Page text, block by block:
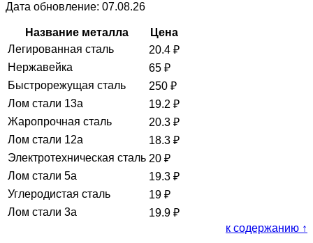
Дата обновление: 07.08.26
Название металла
Цена
Легированная сталь
20.4 ₽
Нержавейка
65 ₽
Быстрорежущая сталь
250 ₽
Лом стали 13а
19.2 ₽
Жаропрочная сталь
20.3 ₽
Лом стали 12а
18.3 ₽
Электротехническая сталь 20 ₽
Лом стали 5а
19.3 ₽
Углеродистая сталь
19 ₽
Лом стали 3а
19.9 ₽
к содержанию ↑